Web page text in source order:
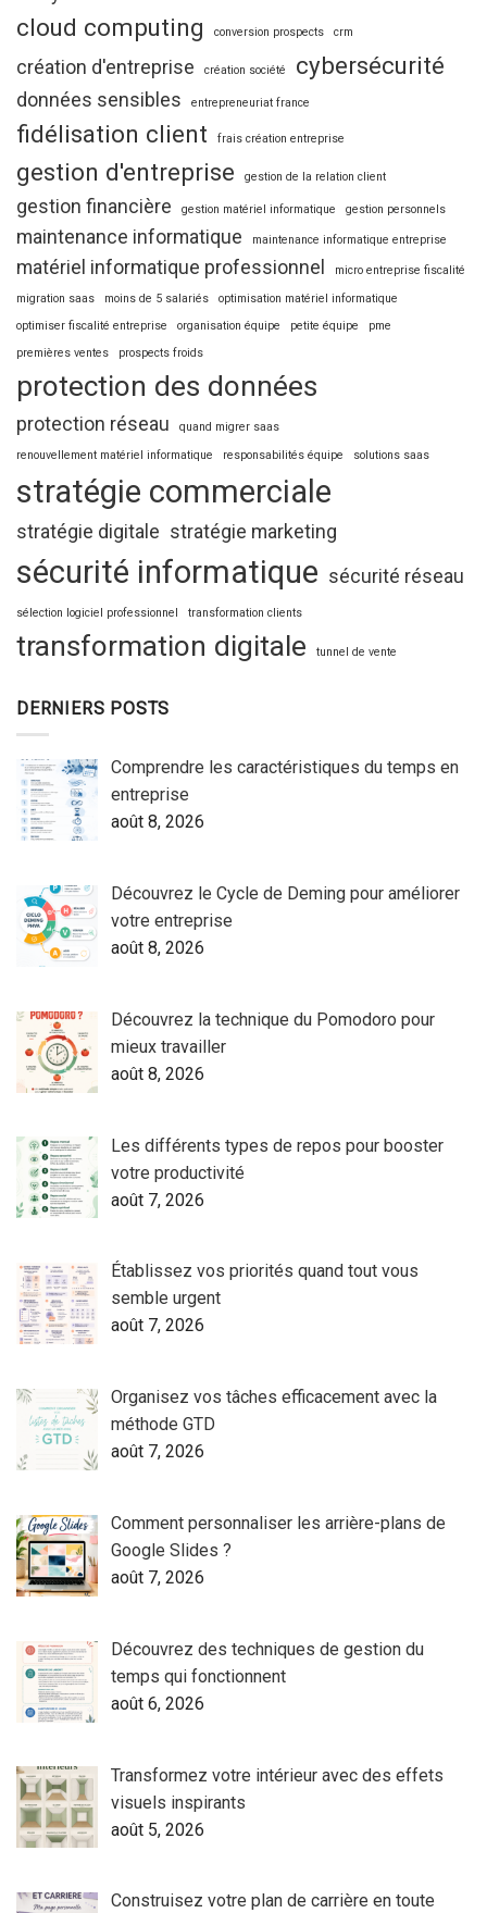
cloud computing conversion prospects crm
création d'entreprise création société cybersécurité
données sensibles entrepreneuriat france
fidélisation client frais création entreprise
gestion d'entreprise gestion de la relation client
gestion financière gestion matériel informatique gestion personnels
maintenance informatique maintenance informatique entreprise
matériel informatique professionnel
micro entreprise fiscalité
migration saas
moins de 5 salariés
optimisation matériel informatique
optimiser fiscalité entreprise
organisation équipe petite équipe
pme
premières ventes
prospects froids
protection des données
protection réseau
quand migrer saas
renouvellement matériel informatique
responsabilités équipe solutions saas
stratégie commerciale
stratégie digitale stratégie marketing
sécurité informatique sécurité réseau
sélection logiciel professionnel transformation clients
transformation digitale tunnel de vente
DERNIERS POSTS
Comprendre les caractéristiques du temps en
entreprise
août 8, 2026
Découvrez le Cycle de Deming pour améliorer
votre entreprise
août 8, 2026
Découvrez la technique du Pomodoro pour
mieux travailler
août 8, 2026
Les différents types de repos pour booster
votre productivité
août 7, 2026
Établissez vos priorités quand tout vous
semble urgent
août 7, 2026
Organisez vos tâches efficacement avec la
méthode GTD
août 7, 2026
Comment personnaliser les arrière-plans de
Google Slides ?
août 7, 2026
Découvrez des techniques de gestion du
temps qui fonctionnent
août 6, 2026
Transformez votre intérieur avec des effets
visuels inspirants
août 5, 2026
Construisez votre plan de carrière en toute